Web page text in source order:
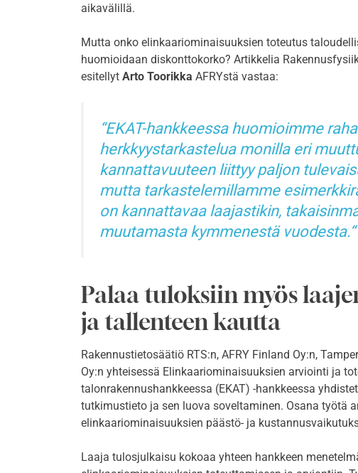
aikavälillä.
Mutta onko elinkaariominaisuuksien toteutus
huomioidaan diskonttokorko? Artikkelia
esitellyt Arto Toorikka AFRYstä vastaa:
EKAT-hankkeessa huomioimme
herkkyystarkastelua monilla eri
kannattavuuteen liittyy paljon
mutta tarkastelemillamme
on kannattavaa laajastikin,
muutamasta kymmenestä vuodesta.
Palaa tuloksiin myös
ja tallenteen kautta
Rakennustietosäätiö RTS:n, AFRY Finland Oy:n,
Oy:n yhteisessä Elinkaariominaisuuksien arviointi ja
talonrakennushankkeessa (EKAT) -hankkeessa
tutkimustieto ja sen luova soveltaminen. Osana työtä
elinkaariominaisuuksien päästö- ja
Laaja tulosjulkaisu kokoaa yhteen hankkeen